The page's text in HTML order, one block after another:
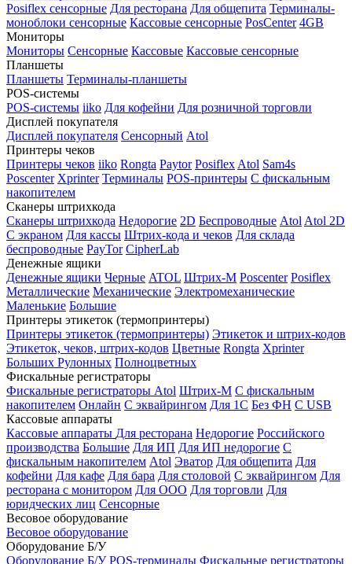
Posiflex сенсорные Для ресторана Для общепита Терминалы-
моноблоки сенсорные Кассовые сенсорные PosCenter 4GB
Мониторы
Мониторы Сенсорные Кассовые Кассовые сенсорные
Планшеты
Планшеты Терминалы-планшеты
POS-системы
POS-системы iiko Для кофейни Для розничной торговли
Дисплей покупателя
Дисплей покупателя Сенсорный Atol
Принтеры чеков
Принтеры чеков iiko Rongta Paytor Posiflex Atol Sam4s
Poscenter Xprinter Терминалы POS-принтеры С фискальным
накопителем
Сканеры штрихкода
Сканеры штрихкода Недорогие 2D Беспроводные Atol Atol 2D
С экраном Для кассы Штрих-кода и чеков Для склада
беспроводные PayTor CipherLab
Денежные ящики
Денежные ящики Черные ATOL Штрих-М Poscenter Posiflex
Металлические Механические Электромеханические
Маленькие Большие
Принтеры этикеток (термопринтеры)
Принтеры этикеток (термопринтеры) Этикеток и штрих-кодов
Этикеток, чеков, штрих-кодов Цветные Rongta Xprinter
Больших Рулонных Полноцветных
Фискальные регистраторы
Фискальные регистраторы Atol Штрих-М С фискальным
накопителем Онлайн С эквайрингом Для 1С Без ФН С USB
Кассовые аппараты
Кассовые аппараты Для ресторана Недорогие Российского
производства Большие Для ИП Для ИП недорогие С
фискальным накопителем Atol Эватор Для общепита Для
кофейни Для кафе Для бара Для столовой С эквайрингом Для
ресторана с монитором Для ООО Для торговли Для
юридческих лиц Сенсорные
Весовое оборудование
Весовое оборудование
Оборудование Б/У
Оборудование Б/У POS-терминалы Фискальные регистраторы